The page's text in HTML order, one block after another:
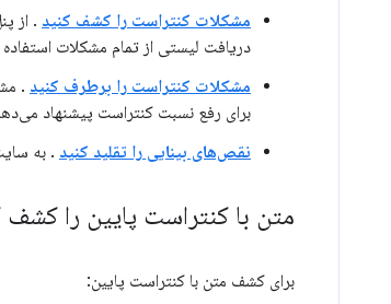
مشکلات کنتراست را کشف کنید . از
دریافت لیستی از تمام مشکلات استفاده
مشکلات کنتراست را برطرف کنید .
برای رفع نسبت کنتراست پیشنهاد
نقص‌های بینایی را تقلید کنید . به
متن با کنتراست پایین را کشف
برای کشف متن با کنتراست پایین: